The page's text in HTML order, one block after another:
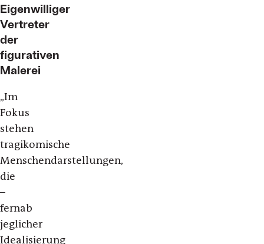
Eigenwilliger
Vertreter
der
figurativen
Malerei
„Im
Fokus
stehen
tragikomische
Menschendarstellungen,
die
–
fernab
jeglicher
Idealisierung